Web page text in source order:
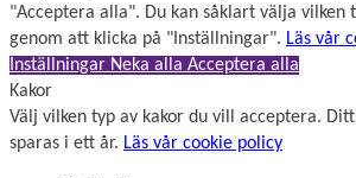
"Acceptera alla". Du kan såklart välja vilken
genom att klicka på "Inställningar". Läs vår
Inställningar Neka alla Acceptera alla
Kakor
Välj vilken typ av kakor du vill acceptera.
sparas i ett år. Läs vår cookie policy